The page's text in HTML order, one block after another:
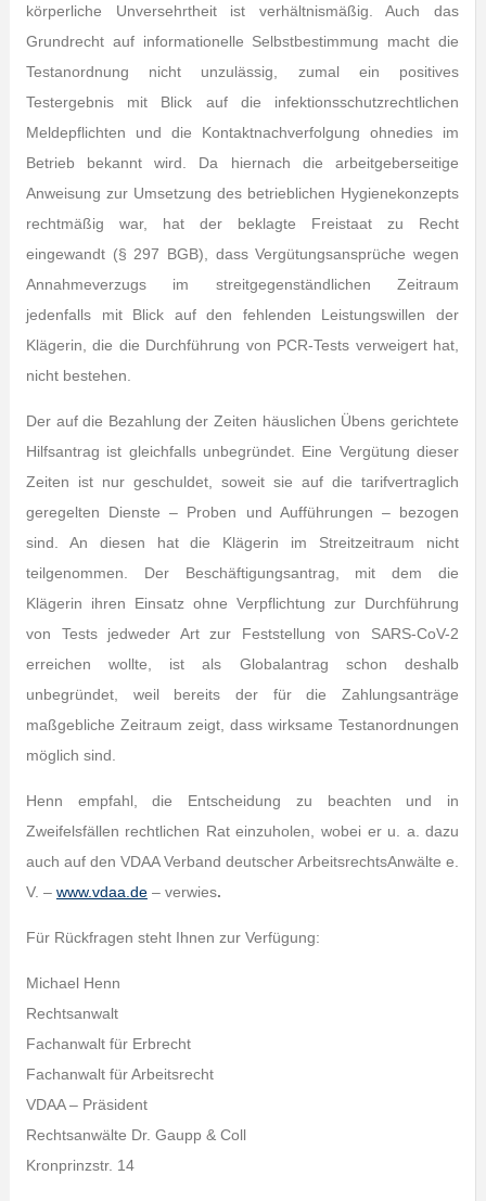
körperliche Unversehrtheit ist verhältnismäßig. Auch das
Grundrecht auf informationelle Selbstbestimmung macht die
Testanordnung nicht unzulässig, zumal ein positives
Testergebnis mit Blick auf die infektionsschutzrechtlichen
Meldepflichten und die Kontaktnachverfolgung ohnedies im
Betrieb bekannt wird. Da hiernach die arbeitgeberseitige
Anweisung zur Umsetzung des betrieblichen Hygienekonzepts
rechtmäßig war, hat der beklagte Freistaat zu Recht
eingewandt (§ 297 BGB), dass Vergütungsansprüche wegen
Annahmeverzugs im streitgegenständlichen Zeitraum
jedenfalls mit Blick auf den fehlenden Leistungswillen der
Klägerin, die die Durchführung von PCR-Tests verweigert hat,
nicht bestehen.
Der auf die Bezahlung der Zeiten häuslichen Übens gerichtete
Hilfsantrag ist gleichfalls unbegründet. Eine Vergütung dieser
Zeiten ist nur geschuldet, soweit sie auf die tarifvertraglich
geregelten Dienste – Proben und Aufführungen – bezogen
sind. An diesen hat die Klägerin im Streitzeitraum nicht
teilgenommen. Der Beschäftigungsantrag, mit dem die
Klägerin ihren Einsatz ohne Verpflichtung zur Durchführung
von Tests jedweder Art zur Feststellung von SARS-CoV-2
erreichen wollte, ist als Globalantrag schon deshalb
unbegründet, weil bereits der für die Zahlungsanträge
maßgebliche Zeitraum zeigt, dass wirksame Testanordnungen
möglich sind.
Henn empfahl, die Entscheidung zu beachten und in
Zweifelsfällen rechtlichen Rat einzuholen, wobei er u. a. dazu
auch auf den VDAA Verband deutscher ArbeitsrechtsAnwälte e.
V. – www.vdaa.de– verwies.
Für Rückfragen steht Ihnen zur Verfügung:
Michael Henn
Rechtsanwalt
Fachanwalt für Erbrecht
Fachanwalt für Arbeitsrecht
VDAA – Präsident
Rechtsanwälte Dr. Gaupp & Coll
Kronprinzstr. 14